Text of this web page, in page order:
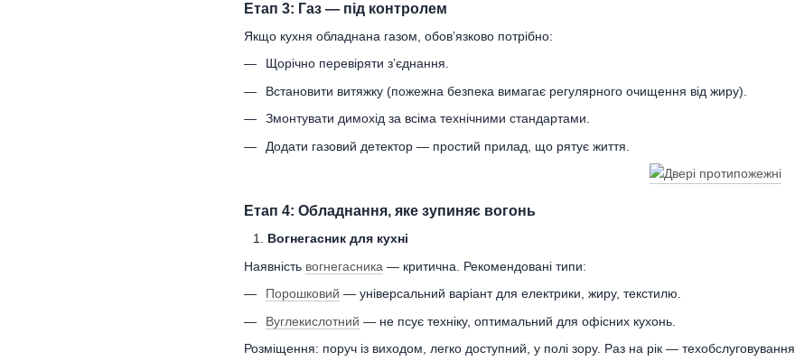
Етап 3: Газ — під контролем
Якщо кухня обладнана газом, обов’язково потрібно:
Щорічно перевіряти з’єднання.
Встановити витяжку (пожежна безпека вимагає регулярного очищення від жиру).
Змонтувати димохід за всіма технічними стандартами.
Додати газовий детектор — простий прилад, що рятує життя.
Етап 4: Обладнання, яке зупиняє вогонь
Вогнегасник для кухні
Наявність вогнегасника — критична. Рекомендовані типи:
Порошковий — універсальний варіант для електрики, жиру, текстилю.
Вуглекислотний — не псує техніку, оптимальний для офісних кухонь.
Розміщення: поруч із виходом, легко доступний, у полі зору. Раз на рік — техобслуговування.